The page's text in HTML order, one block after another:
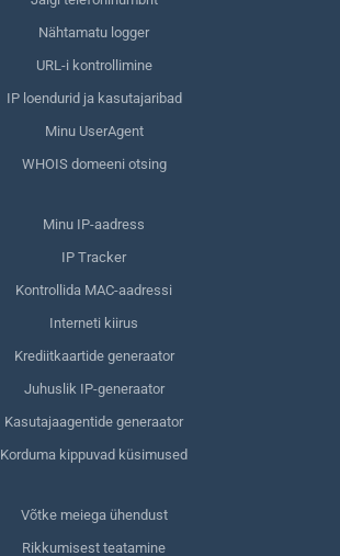
Nähtamatu logger
URL-i kontrollimine
IP loendurid ja kasutajaribad
Minu UserAgent
WHOIS domeeni otsing
Minu IP-aadress
IP Tracker
Kontrollida MAC-aadressi
Interneti kiirus
Krediitkaartide generaator
Juhuslik IP-generaator
Kasutajaagentide generaator
Korduma kippuvad küsimused
Võtke meiega ühendust
Rikkumisest teatamine